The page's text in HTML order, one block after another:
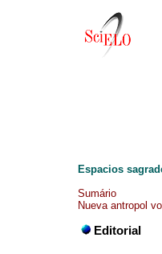
Espacios
Sumário
Nueva antropol
Editorial